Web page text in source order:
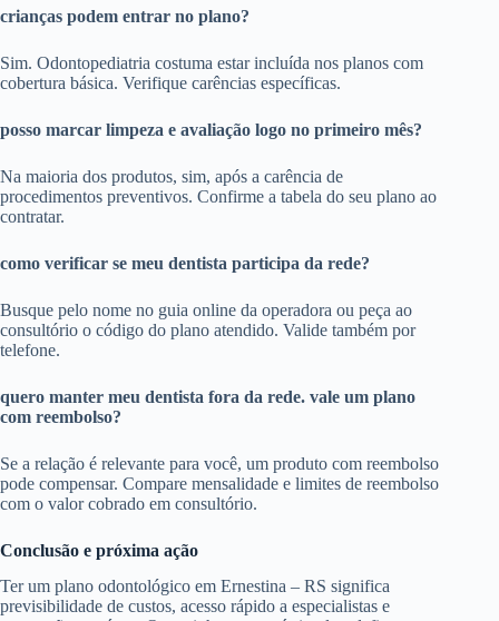
crianças podem entrar no plano?
Sim. Odontopediatria costuma estar incluída nos planos com
cobertura básica. Verifique carências específicas.
posso marcar limpeza e avaliação logo no primeiro mês?
Na maioria dos produtos, sim, após a carência de
procedimentos preventivos. Confirme a tabela do seu plano ao
contratar.
como verificar se meu dentista participa da rede?
Busque pelo nome no guia online da operadora ou peça ao
consultório o código do plano atendido. Valide também por
telefone.
quero manter meu dentista fora da rede. vale um plano
com reembolso?
Se a relação é relevante para você, um produto com reembolso
pode compensar. Compare mensalidade e limites de reembolso
com o valor cobrado em consultório.
Conclusão e próxima ação
Ter um plano odontológico em Ernestina – RS significa
previsibilidade de custos, acesso rápido a especialistas e